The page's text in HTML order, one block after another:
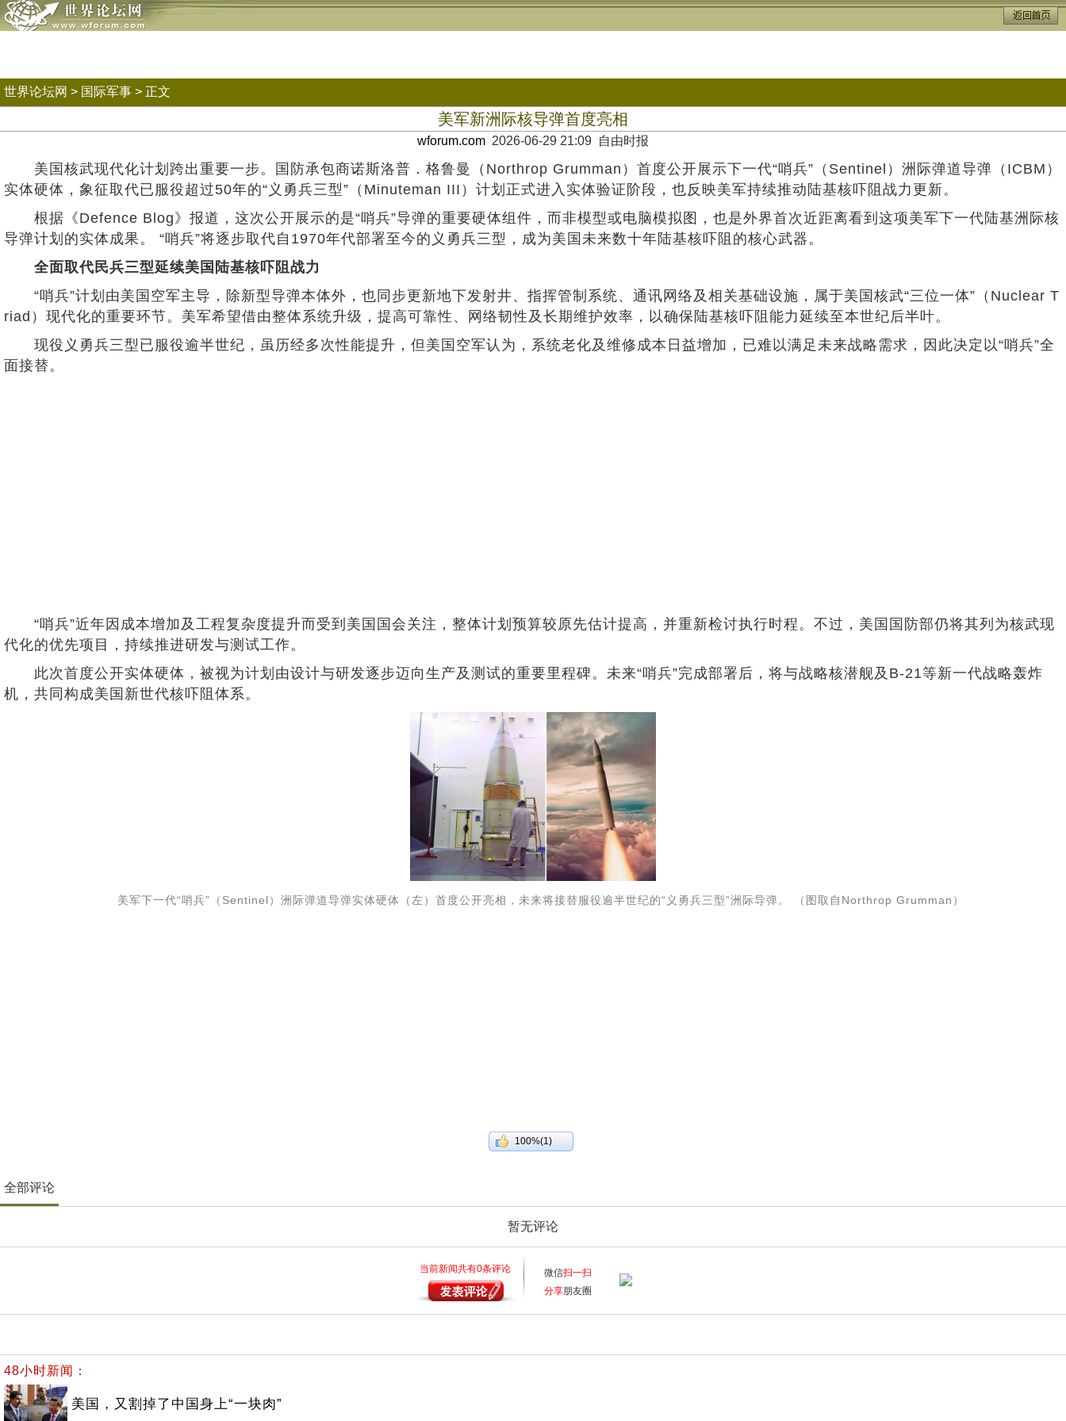
世界论坛网 > 国际军事 > 正文
美军新洲际核导弹首度亮相
wforum.com 2026-06-29 21:09 自由时报
美国核武现代化计划跨出重要一步。国防承包商诺斯洛普．格鲁曼（Northrop Grumman）首度公开展示下一代“哨兵”（Sentinel）洲际弹道导弹（ICBM）
实体硬体，象征取代已服役超过50年的“义勇兵三型”（Minuteman III）计划正式进入实体验证阶段，也反映美军持续推动陆基核吓阻战力更新。
根据《Defence Blog》报道，这次公开展示的是“哨兵”导弹的重要硬体组件，而非模型或电脑模拟图，也是外界首次近距离看到这项美军下一代陆基洲际核
导弹计划的实体成果。 “哨兵”将逐步取代自1970年代部署至今的义勇兵三型，成为美国未来数十年陆基核吓阻的核心武器。
全面取代民兵三型延续美国陆基核吓阻战力
“哨兵”计划由美国空军主导，除新型导弹本体外，也同步更新地下发射井、指挥管制系统、通讯网络及相关基础设施，属于美国核武“三位一体”（Nuclear T
riad）现代化的重要环节。美军希望借由整体系统升级，提高可靠性、网络韧性及长期维护效率，以确保陆基核吓阻能力延续至本世纪后半叶。
现役义勇兵三型已服役逾半世纪，虽历经多次性能提升，但美国空军认为，系统老化及维修成本日益增加，已难以满足未来战略需求，因此决定以“哨兵”全
面接替。
“哨兵”近年因成本增加及工程复杂度提升而受到美国国会关注，整体计划预算较原先估计提高，并重新检讨执行时程。不过，美国国防部仍将其列为核武现
代化的优先项目，持续推进研发与测试工作。
此次首度公开实体硬体，被视为计划由设计与研发逐步迈向生产及测试的重要里程碑。未来“哨兵”完成部署后，将与战略核潜舰及B-21等新一代战略轰炸
机，共同构成美国新世代核吓阻体系。
美军下一代“哨兵”（Sentinel）洲际弹道导弹实体硬体（左）首度公开亮相，未来将接替服役逾半世纪的“义勇兵三型”洲际导弹。 （图取自Northrop Grumman）
100%(1)
全部评论
暂无评论
当前新闻共有0条评论 微信扫一扫
分享朋友圈
48小时新闻：
美国，又割掉了中国身上“一块肉”